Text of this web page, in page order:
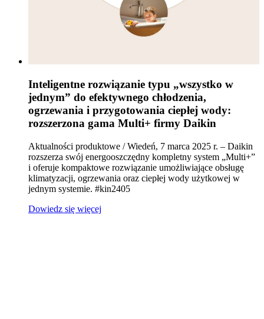
Inteligentne rozwiązanie typu „wszystko w
jednym” do efektywnego chłodzenia,
ogrzewania i przygotowania ciepłej wody:
rozszerzona gama Multi+ firmy Daikin
Aktualności produktowe / Wiedeń, 7 marca 2025 r. – Daikin
rozszerza swój energooszczędny kompletny system „Multi+”
i oferuje kompaktowe rozwiązanie umożliwiające obsługę
klimatyzacji, ogrzewania oraz ciepłej wody użytkowej w
jednym systemie. #kin2405
Dowiedz się więcej